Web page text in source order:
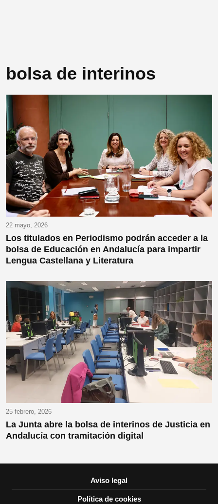
bolsa de interinos
22 mayo, 2026
Los titulados en Periodismo podrán acceder a la
bolsa de Educación en Andalucía para impartir
Lengua Castellana y Literatura
25 febrero, 2026
La Junta abre la bolsa de interinos de Justicia en
Andalucía con tramitación digital
Aviso legal
Política de cookies